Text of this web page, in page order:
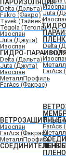
Juta
Delta
Juta
FarAcs
FarAcs
ПАРОИЗОЛЯЦИЯ
Delta (Дэльта)
Fakro (Факро)
Tyvek (Тайвек)
Tegola (Тегола)
Изоспан
Juta (Джута)
Изоспан
ГИДРО-
Delta (Дэльта)
Juta (Джута)
Изоспан
МеталлПрофиль
FarAcs (Факрас)
ВЕТРОЗАЩИТНЫЕ
Изоспан
FarAcs (Факрас)
МеталлПрофиль